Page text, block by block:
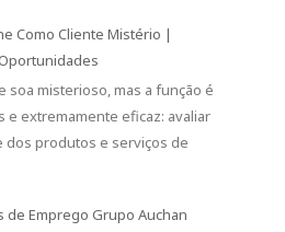
Como Cliente Mistério |
soa misterioso, mas a função é
e extremamente eficaz: avaliar
dos produtos e serviços de
de Emprego Grupo Auchan